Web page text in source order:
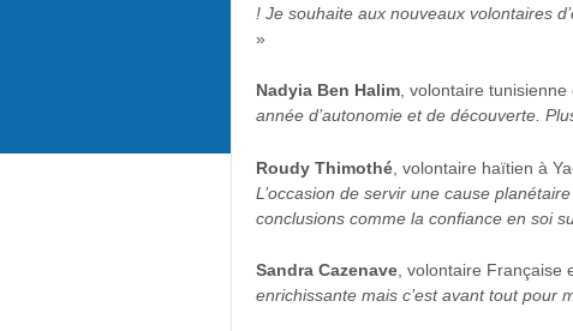
! Je souhaite aux nouveaux volontaires
»
Nadyia Ben Halim, volontaire
année d’autonomie et de découverte.
Roudy Thimothé , volontaire haïtien à
L’occasion de servir une cause
conclusions comme la confiance en soi
Sandra Cazenave, volontaire Française
enrichissante mais c’est avant tout pour